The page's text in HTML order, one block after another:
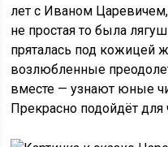
лет с Иваном
не простая то была
пряталась под кожицей
возлюбленные
вместе — узнают юные
Прекрасно подойдёт для